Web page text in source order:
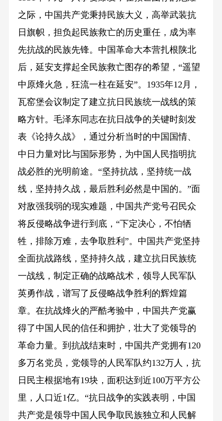
之际，中国共产党秉持民族大义，高举武装抗
日旗帜，担负起民族救亡的历史重任，成为率
先抗战的民族先锋。中国革命大本营扎根陕北
后，延安支撑起全民族救亡图存的希望，“遥望
中原烽火急，狂流一柱在延安”。1935年12月，
瓦窑堡会议制定了建立抗日民族统一战线的策
略方针。毛泽东同志在抗日战争的关键时刻发
表《论持久战》，通过分析当时的中国国情、
中日力量对比与国际形势，为中国人民指明抗
战必胜的光明前途。“坚持抗战，坚持统一战
线，坚持持久战，最后胜利必然是中国的。”面
对敌强我弱的现实难题，中国共产党号召民众
将反侵略战争进行到底，“下定决心，不怕牺
牲，排除万难，去争取胜利”。中国共产党坚持
全面抗战路线，坚持持久战，建立抗日民族统
一战线，制定正确的战略战术，领导人民军队
英勇作战，谱写了反侵略战争胜利的辉煌篇
章。在抗战烽火的严酷考验中，中国共产党赢
得了中国人民的信任和拥护，壮大了党领导的
革命力量。到抗战结束时，中国共产党拥有120
多万名党员，党领导的人民军队约132万人，抗
日民主根据地有19块，面积达到近100万平方公
里，人口近1亿。“抗日战争的实践表明，中国
共产党是领导中国人民争取民族独立和人民解